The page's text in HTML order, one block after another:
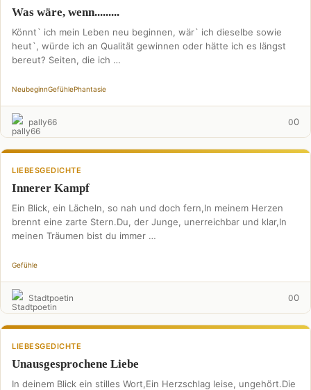
Was wäre, wenn.........
Könnt` ich mein Leben neu beginnen, wär` ich dieselbe sowie
heut`, würde ich an Qualität gewinnen oder hätte ich es längst
bereut? Seiten, die ich …
NeubeginnGefühlePhantasie
pally66 00
LIEBESGEDICHTE
Innerer Kampf
Ein Blick, ein Lächeln, so nah und doch fern,In meinem Herzen
brennt eine zarte Stern.Du, der Junge, unerreichbar und klar,In
meinen Träumen bist du immer …
Gefühle
Stadtpoetin 00
LIEBESGEDICHTE
Unausgesprochene Liebe
In deinem Blick ein stilles Wort,Ein Herzschlag leise, ungehört.Die